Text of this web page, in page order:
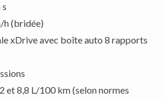
h (bridée)
xDrive avec boîte auto 8 rapports
et 8,8 L/100 km (selon normes